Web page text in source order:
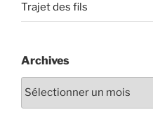
Trajet des fils
Archives
Archives